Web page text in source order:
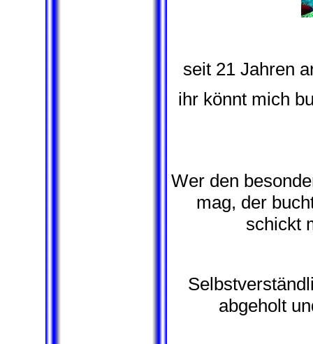
seit 21 Jahren
ihr könnt mich
Wer den
mag, der
schickt
abgeholt